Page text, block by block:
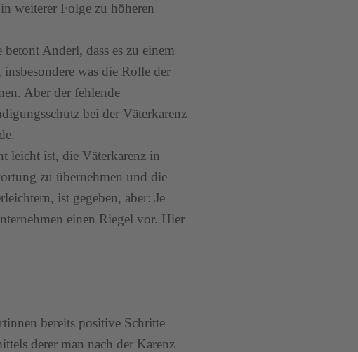
weiterer Folge zu höheren
Anderl, dass es zu einem
was die Rolle der
Aber der fehlende
bei der Väterkarenz
leicht ist, die Väterkarenz in
zu übernehmen und die
ist gegeben, aber: Je
einen Riegel vor. Hier
bereits positive Schritte
derer man nach der Karenz